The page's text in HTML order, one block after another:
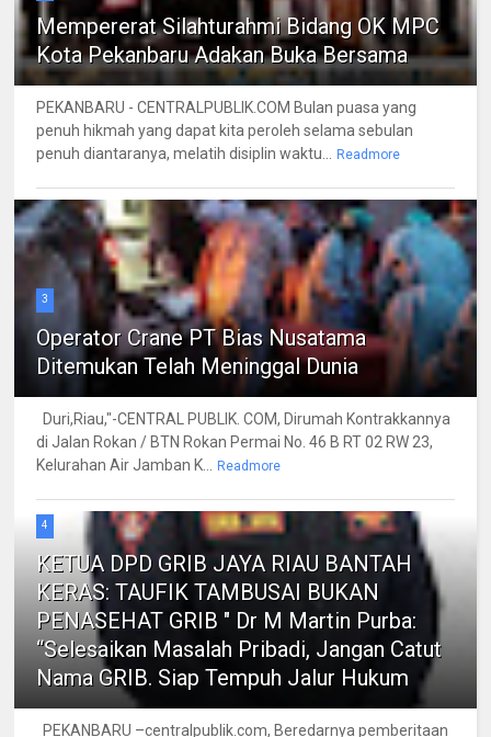
Mempererat Silahturahmi Bidang OK MPC
Kota Pekanbaru Adakan Buka Bersama
PEKANBARU - CENTRALPUBLIK.COM Bulan puasa yang
penuh hikmah yang dapat kita peroleh selama sebulan
penuh diantaranya, melatih disiplin waktu...
Readmore
3
Operator Crane PT Bias Nusatama
Ditemukan Telah Meninggal Dunia
Duri,Riau,"-CENTRAL PUBLIK. COM, Dirumah Kontrakkannya
di Jalan Rokan / BTN Rokan Permai No. 46 B RT 02 RW 23,
Kelurahan Air Jamban K...
Readmore
4
KETUA DPD GRIB JAYA RIAU BANTAH
KERAS: TAUFIK TAMBUSAI BUKAN
PENASEHAT GRIB " Dr M Martin Purba:
“Selesaikan Masalah Pribadi, Jangan Catut
Nama GRIB. Siap Tempuh Jalur Hukum
PEKANBARU –centralpublik.com, Beredarnya pemberitaan